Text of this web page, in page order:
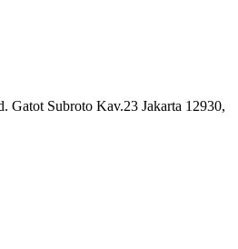
Gatot Subroto Kav.23 Jakarta 12930,